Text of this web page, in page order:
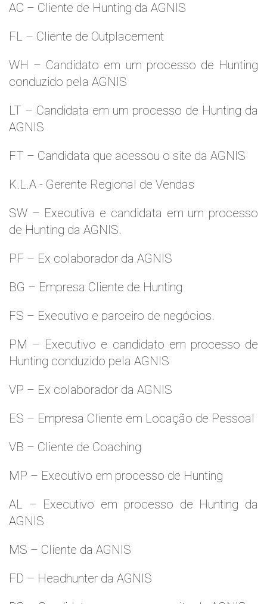
AC – Cliente de Hunting da AGNIS
FL – Cliente de Outplacement
WH – Candidato em um processo de Hunting
conduzido pela AGNIS
LT – Candidata em um processo de Hunting da
AGNIS
FT – Candidata que acessou o site da AGNIS
K.L.A - Gerente Regional de Vendas
SW – Executiva e candidata em um processo
de Hunting da AGNIS.
PF – Ex colaborador da AGNIS
BG – Empresa Cliente de Hunting
FS – Executivo e parceiro de negócios.
PM – Executivo e candidato em processo de
Hunting conduzido pela AGNIS
VP – Ex colaborador da AGNIS
ES – Empresa Cliente em Locação de Pessoal
VB – Cliente de Coaching
MP – Executivo em processo de Hunting
AL – Executivo em processo de Hunting da
AGNIS
MS – Cliente da AGNIS
FD – Headhunter da AGNIS